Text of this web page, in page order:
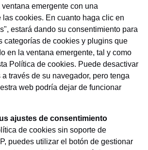
emergente con una
cookies. En cuanto haga clic en
estará dando su consentimiento para
categorías de cookies y plugins que
en la ventana emergente, tal y como
Política de cookies. Puede desactivar
través de su navegador, pero tenga
web podría dejar de funcionar
ajustes de consentimiento
de cookies sin soporte de
puedes utilizar el botón de gestionar